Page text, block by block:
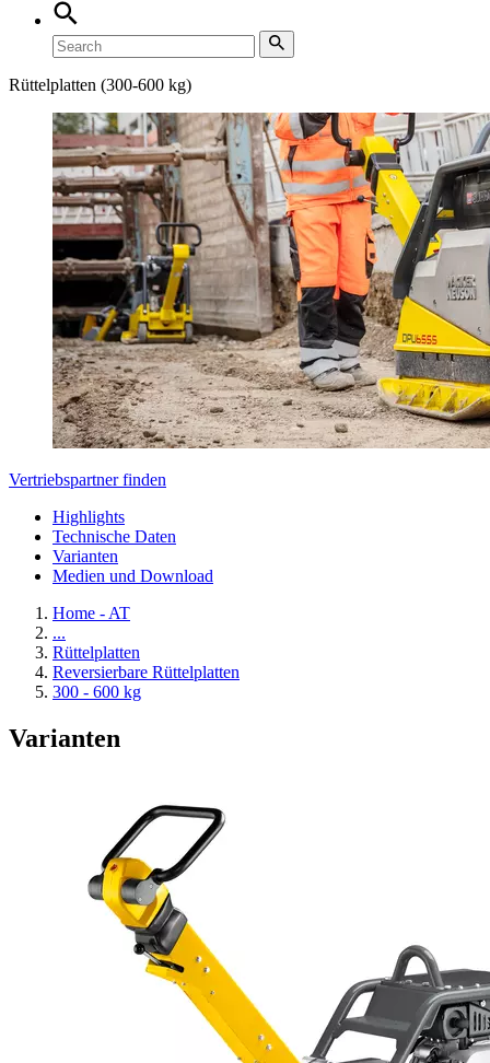
Rüttelplatten (300-600 kg)
Vertriebspartner finden
Highlights
Technische Daten
Varianten
Medien und Download
Home - AT
...
Rüttelplatten
Reversierbare Rüttelplatten
300 - 600 kg
Varianten